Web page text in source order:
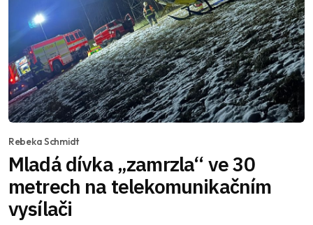
Rebeka Schmidt
Mladá dívka „zamrzla“ ve 30
metrech na telekomunikačním
vysílači